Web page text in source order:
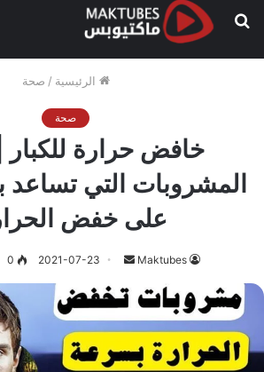
بحث
الرئيسية / صحة
صحة
خافض حرارة
المشروبات التي
على خفض
Maktubes
أرسل
إلكترونيا
2021-07-23
0